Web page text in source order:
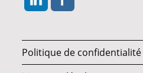
Politique de confidentialité